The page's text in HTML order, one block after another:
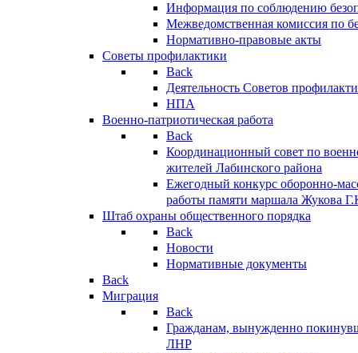
Информация по соблюдению
Межведомственная комиссия по
Нормативно-правовые акты
Советы профилактики
Back
Деятельность Советов
НПА
Военно-патриотическая работа
Back
Координационный совет по
жителей Лабинского района
Ежегодный конкурс оборонно-
работы памяти маршала Жукова
Штаб охраны общественного порядка
Back
Новости
Нормативные документы
Back
Миграция
Back
Гражданам, вынужденно
ЛНР